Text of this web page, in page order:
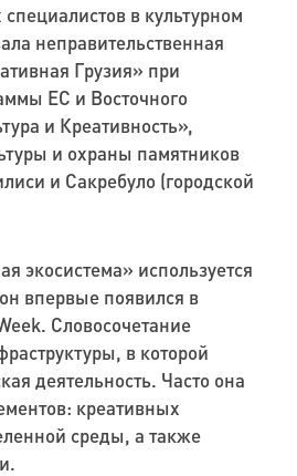
в культурном
неправительственная
Грузия» при
ЕС и Восточного
и Креативность»,
и охраны памятников
и Сакребуло (городской
экосистема» используется
впервые появился в
Словосочетание
в которой
деятельность. Часто она
креативных
среды, а также